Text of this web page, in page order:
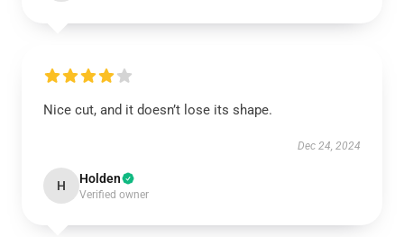
Nice cut, and it doesn’t lose its shape.
Dec 24, 2024
H Holden
Verified owner